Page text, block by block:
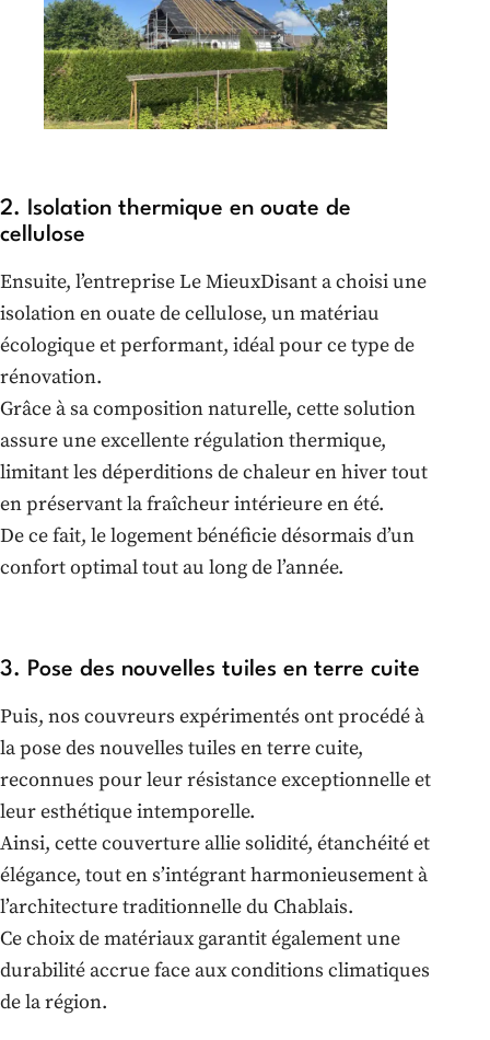
2. Isolation thermique en ouate de
cellulose
Ensuite, l’entreprise Le MieuxDisant a choisi une
isolation en ouate de cellulose, un matériau
écologique et performant, idéal pour ce type de
rénovation.
Grâce à sa composition naturelle, cette solution
assure une excellente régulation thermique,
limitant les déperditions de chaleur en hiver tout
en préservant la fraîcheur intérieure en été.
De ce fait, le logement bénéficie désormais d’un
confort optimal tout au long de l’année.
3. Pose des nouvelles tuiles en terre cuite
Puis, nos couvreurs expérimentés ont procédé à
la pose des nouvelles tuiles en terre cuite,
reconnues pour leur résistance exceptionnelle et
leur esthétique intemporelle.
Ainsi, cette couverture allie solidité, étanchéité et
élégance, tout en s’intégrant harmonieusement à
l’architecture traditionnelle du Chablais.
Ce choix de matériaux garantit également une
durabilité accrue face aux conditions climatiques
de la région.